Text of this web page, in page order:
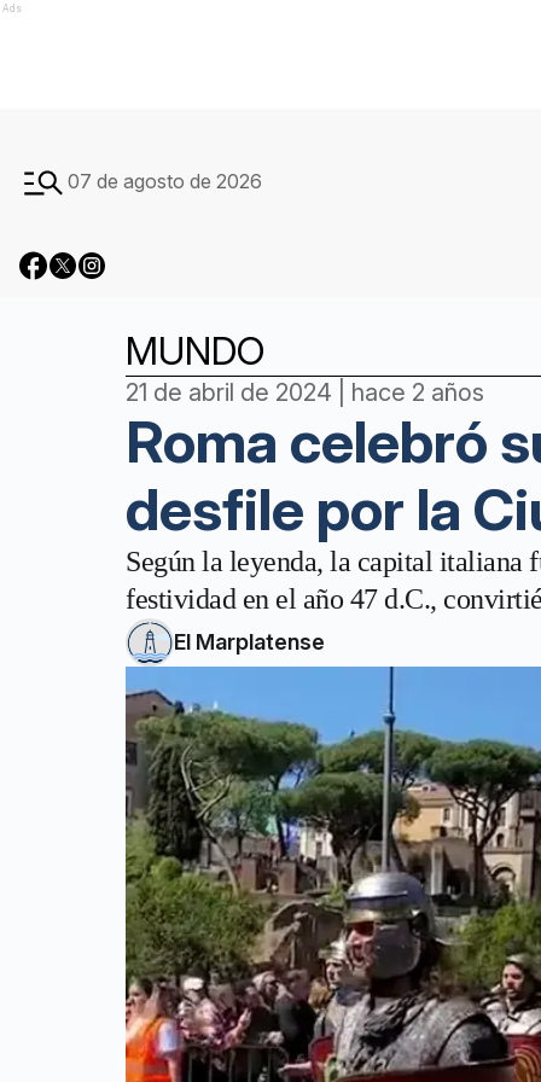
Ads
07 de agosto de 2026
MUNDO
21 de abril de 2024 | hace 2 años
Roma celebró
desfile por la
Según la leyenda, la capital italiana
festividad en el año 47 d.C.,
El Marplatense